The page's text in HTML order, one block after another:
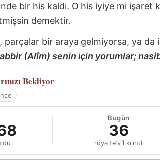
bir his kaldı. O his iyiye mi işaret
demektir.
parçalar bir araya gelmiyorsa, ya
(Alîm) senin için yorumlar;
Bekliyor
Bugün
36
rüya te’vîl kılındı